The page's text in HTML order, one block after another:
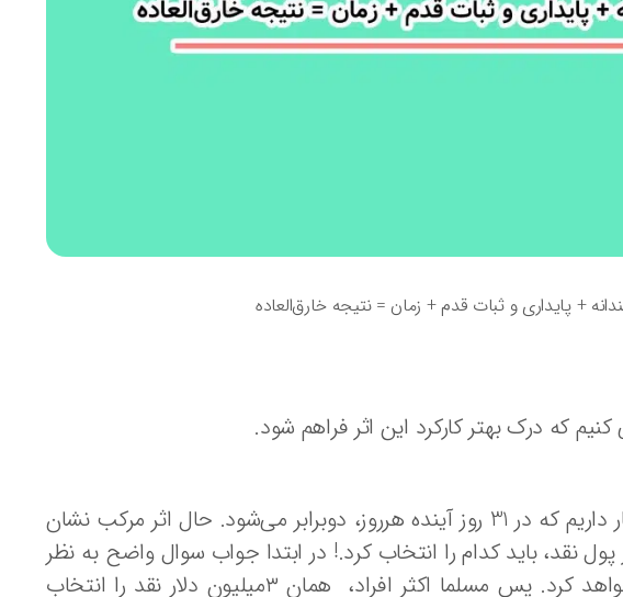
+ پایداری و ثبات قدم + زمان = نتیجه خارق‌العاده
که درک بهتر کارکرد این اثر فراهم شود.
فرض کنیم یک سکه جادویی یک سنتی در اختیار داریم که در 31 روز آینده هرروز، دوبرابر می‌شود. حال اثر مرکب نشان
سکه جادویی و 3میلیون دلار پول نقد، باید کدام را انتخاب کرد.! در ابتدا جواب سوال واضح به نظر
میرسد و هیچ انسان آگاهی سکه را انتخاب نخواهد کرد. پس مسلما اکثر افراد، همان ۳میلیون دلار نقد را انتخاب